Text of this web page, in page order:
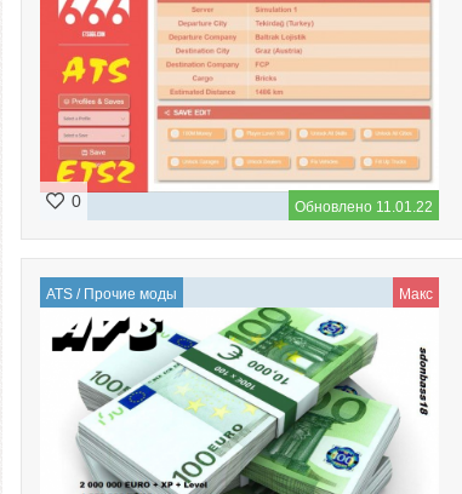
Обновлено 11.01.22
0
ATS / Прочие моды Макс